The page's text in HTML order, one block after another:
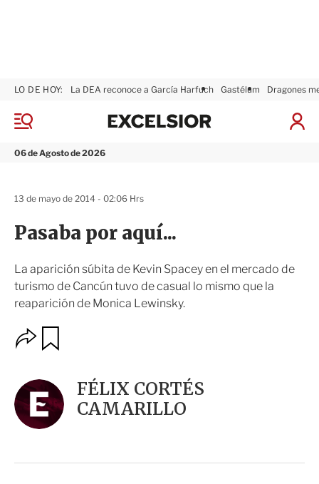
M
n
06 de Agosto de 2026
LO DE HOY: La DEA reconoce a García Harfuch Gastélum Dragones
I
x
Pasaba por aquí...
La aparición súbita de Kevin Spacey en el mercado de
turismo de Cancún tuvo de casual lo mismo que la
reaparición de Monica Lewinsky.
13 de mayo de 2014 - 02:06 Hrs
O
p
n
e
s
c
a
r
FÉLIX CORTÉS
CAMARILLO